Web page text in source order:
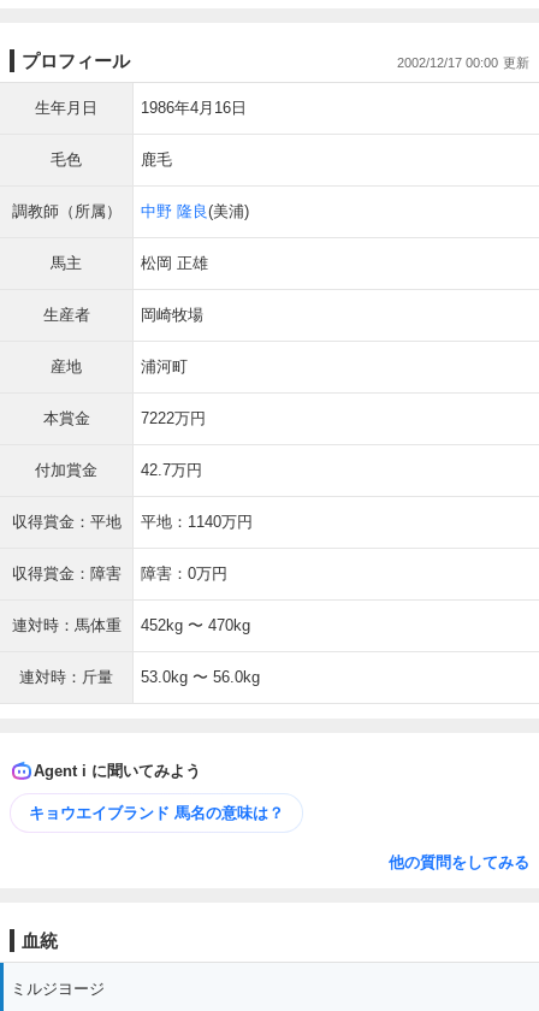
プロフィール 2002/12/17 00:00
生年月日 1986年4月16日
毛色 鹿毛
調教師（所属） 中野 隆良(美浦)
馬主 松岡 正雄
生産者 岡崎牧場
産地 浦河町
本賞金 7222万円
付加賞金 42.7万円
収得賞金：平地 平地：1140万円
収得賞金：障害 障害：0万円
連対時：馬体重 452kg 〜 470kg
連対時：斤量 53.0kg 〜 56.0kg
Agent i に聞いてみよう
キョウエイブランド 馬名の意味は？
他の質問をしてみる
血統
ミルジヨージ